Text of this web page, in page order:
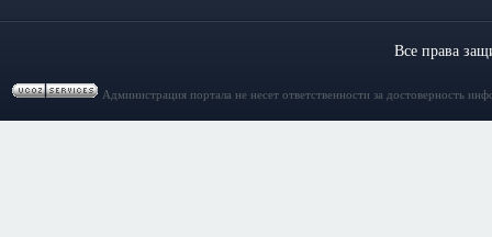
Все права
Администрация портала не несет ответственности за достоверность